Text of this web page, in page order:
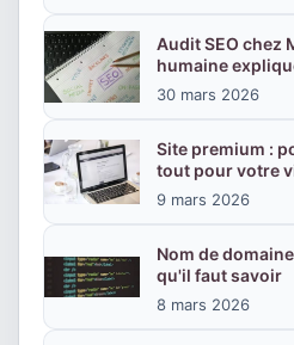
Audit SEO chez
humaine
30 mars 2026
Site premium :
tout pour votre
9 mars 2026
Nom de
qu'il faut savoir
8 mars 2026